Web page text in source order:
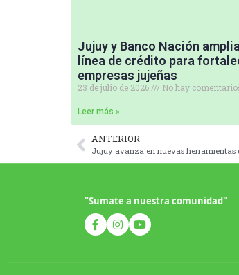
Jujuy y Banco Nación
línea de crédito para
empresas jujeñas
23 de julio de 2026 No hay
Leer más »
ANTERIOR
Jujuy avanza en nuevas herramientas
"Sumate a nuestra comunidad"